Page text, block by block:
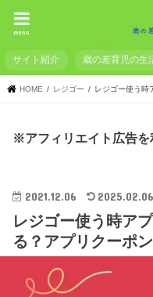
menu
サイト紹介 歳の差育児の生
HOME レジゴー レジゴー使う時
※アフィリエイト広告を
2021.12.06 2025.02.06
レジゴー使う時ア
る？アプリクーポ